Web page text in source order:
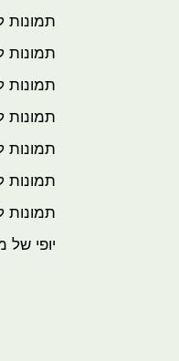
תמונות
תמונות
תמונות
תמונות
תמונות
תמונות
תמונות
יופי של